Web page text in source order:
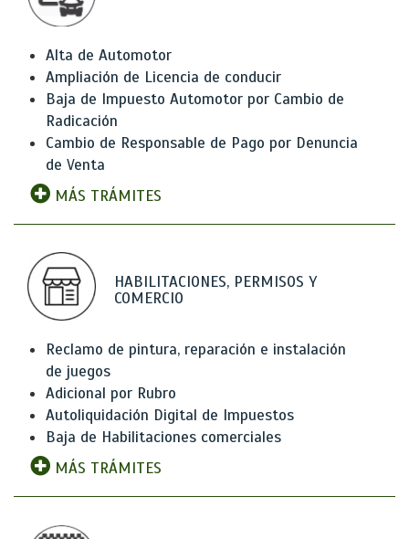
Alta de Automotor
Ampliación de Licencia de conducir
Baja de Impuesto Automotor por Cambio de
Radicación
Cambio de Responsable de Pago por Denuncia
de Venta
MÁS TRÁMITES
HABILITACIONES, PERMISOS Y
COMERCIO
Reclamo de pintura, reparación e instalación
de juegos
Adicional por Rubro
Autoliquidación Digital de Impuestos
Baja de Habilitaciones comerciales
MÁS TRÁMITES